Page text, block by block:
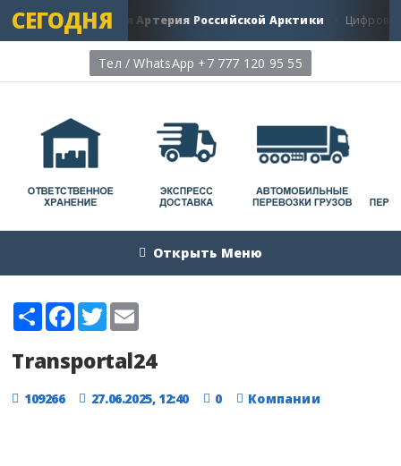
СЕГОДНЯ
путь: Главная Артерия Российской Арктики Цифровая
Тел / WhatsApp +7 777 120 95 55
Открыть Меню
ShareFacebook
Twitter
Transportal24
109266 27.06.2025, 12:40 0 Компании